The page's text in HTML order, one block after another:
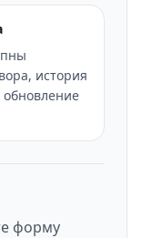
история
форму